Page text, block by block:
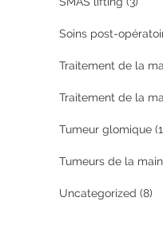
Soins post-
Traitement de la
Traitement de la
Tumeur glomique
Tumeurs de la
Uncategorized (8)